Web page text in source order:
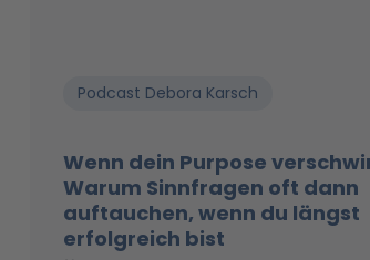
Podcast Debora Karsch
Wenn dein Purpose
Warum Sinnfragen oft dann
auftauchen, wenn du längst
erfolgreich bist